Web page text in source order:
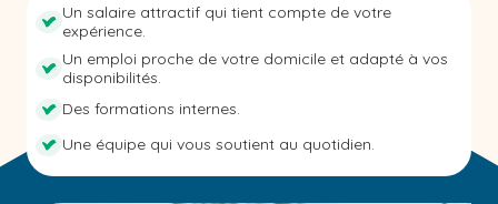
Un salaire attractif qui tient compte de votre
expérience.
Un emploi proche de votre domicile et adapté à vos
disponibilités.
Des formations internes.
Une équipe qui vous soutient au quotidien.